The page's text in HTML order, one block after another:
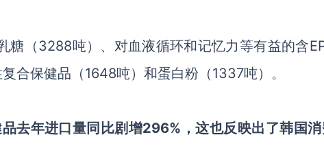
糖（3288吨）、对血液循环和记忆力等有益的含
合保健品（1648吨）和蛋白粉（1337吨）。
品去年进口量同比剧增296%，这也反映出了韩国